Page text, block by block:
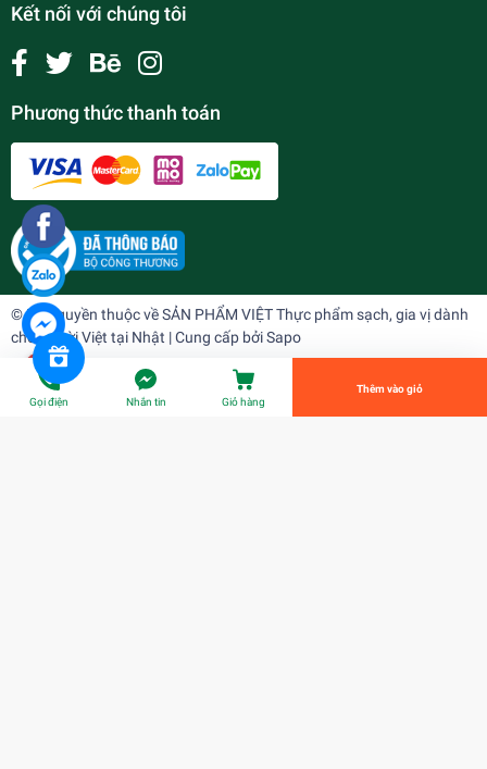
Kết nối với chúng tôi
Phương thức thanh toán
© Bản quyền thuộc vềSẢN PHẨM VIỆT Thực phẩm sạch, gia vị dành
cho người Việt tại Nhật | Cung cấp bởiSapo
¥650
undefined
Tiến Hành Thanh Toán
Gọi điện Nhắn tin Giỏ hàng
Thêm vào giỏ